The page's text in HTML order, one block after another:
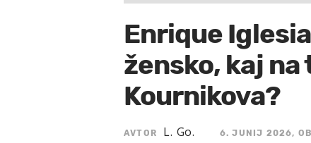
Enrique
žensko, kaj na
Kournikova?
AVTOR L. Go. 6. JUNIJ 2026,